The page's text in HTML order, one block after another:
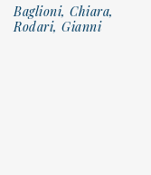
Baglioni, Chiara,
Rodari, Gianni